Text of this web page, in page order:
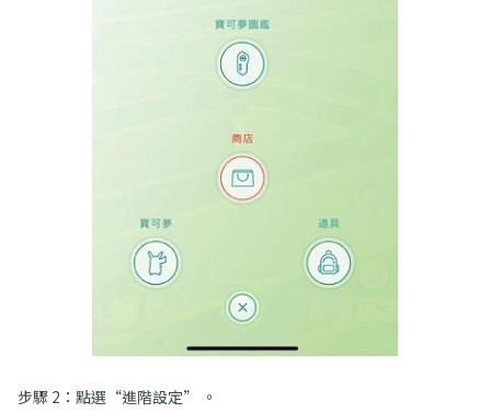
步驟 2：點選“進階設定” 。